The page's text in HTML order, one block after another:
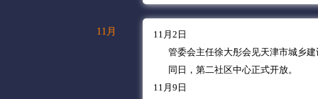
11月
11月2日
管委会主任徐大彤会见天津市城乡建
同日，第二社区中心正式开放。
11月9日